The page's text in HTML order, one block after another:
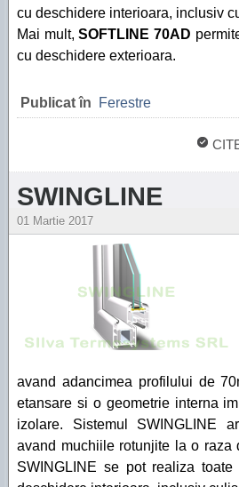
cu deschidere interioara, inclusiv
Mai mult,SOFTLINE 70AD
cu deschidere exterioara.
Publicat în Ferestre
SWINGLINE
01 Martie 2017
avand adancimea profilului de
etansare si o geometrie interna
izolare. Sistemul SWINGLINE
avand muchiile rotunjite la o raza
SWINGLINE se pot realiza